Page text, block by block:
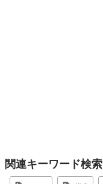
関連キーワード検索